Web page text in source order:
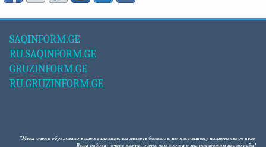
SAQINFORM.GE
RU.SAQINFORM.GE
GRUZINFORM.GE
RU.GRUZINFORM.GE